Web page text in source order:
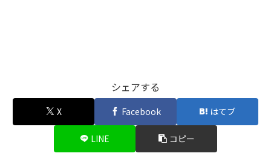
シェアする
X Facebook はてブ
LINE コピー